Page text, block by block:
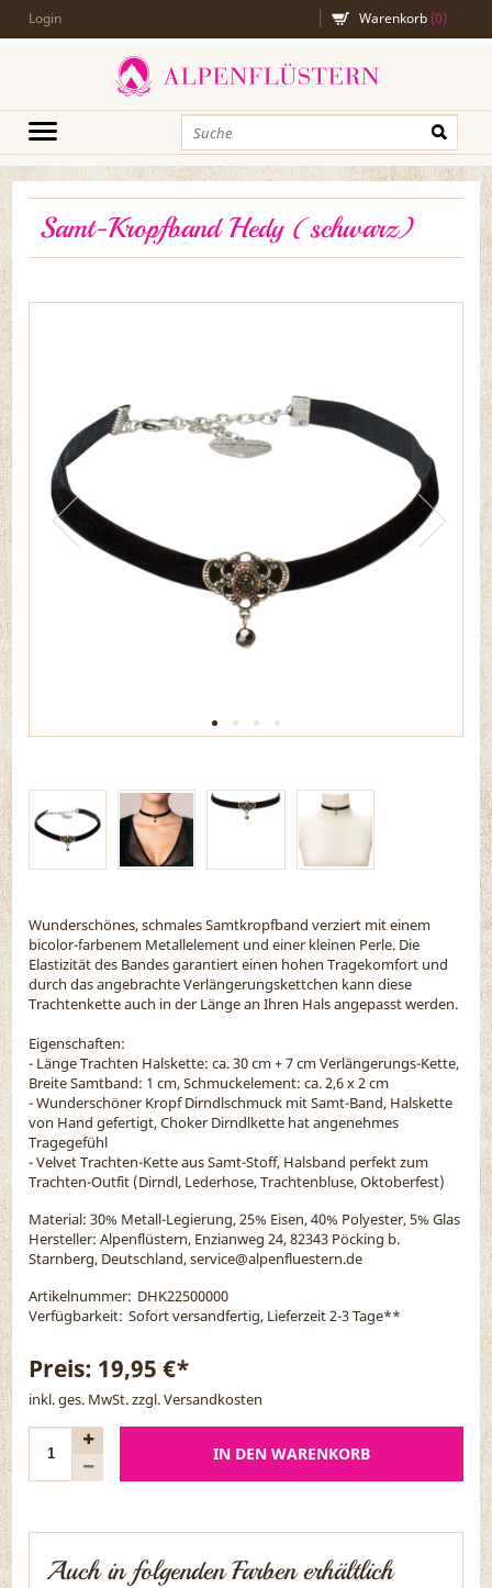
Login Warenkorb(0)
Samt-Kropfband Hedy (schwarz)
Wunderschönes, schmales Samtkropfband verziert mit einem
bicolor-farbenem Metallelement und einer kleinen Perle. Die
Elastizität des Bandes garantiert einen hohen Tragekomfort und
durch das angebrachte Verlängerungskettchen kann diese
Trachtenkette auch in der Länge an Ihren Hals angepasst werden.
Eigenschaften:
- Länge Trachten Halskette: ca. 30 cm + 7 cm Verlängerungs-Kette,
Breite Samtband: 1 cm, Schmuckelement: ca. 2,6 x 2 cm
- Wunderschöner Kropf Dirndlschmuck mit Samt-Band, Halskette
von Hand gefertigt, Choker Dirndlkette hat angenehmes
Tragegefühl
- Velvet Trachten-Kette aus Samt-Stoff, Halsband perfekt zum
Trachten-Outfit (Dirndl, Lederhose, Trachtenbluse, Oktoberfest)
Material: 30% Metall-Legierung, 25% Eisen, 40% Polyester, 5% Glas
Hersteller: Alpenflüstern, Enzianweg 24, 82343 Pöcking b.
Starnberg, Deutschland, service@alpenfluestern.de
Artikelnummer: DHK22500000
Verfügbarkeit: Sofort versandfertig, Lieferzeit 2-3 Tage**
Preis: 19,95 €*
inkl. ges. MwSt. zzgl.Versandkosten
IN DEN WARENKORB
Auch in folgenden Farben erhältlich